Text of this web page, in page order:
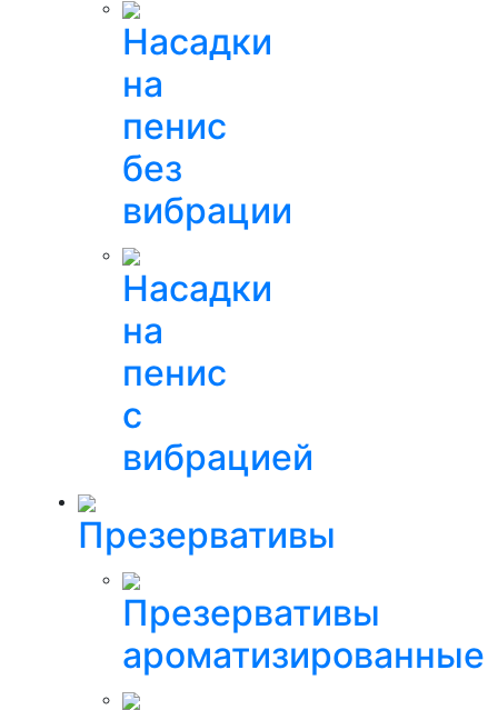
Насадки
на
пенис
без
вибрации
Насадки
на
пенис
с
вибрацией
Презервативы
Презервативы
ароматизированные